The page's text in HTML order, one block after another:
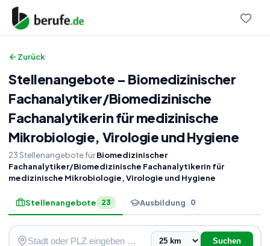
Zurück
Stellenangebote – Biomedizinischer
Fachanalytiker/Biomedizinische
Fachanalytikerin für medizinische
Mikrobiologie, Virologie und Hygiene
23StellenangebotefürBiomedizinischer
Fachanalytiker/Biomedizinische Fachanalytikerin für
medizinische Mikrobiologie, Virologie und Hygiene
Stellenangebote 23 Ausbildung 0
Suchen